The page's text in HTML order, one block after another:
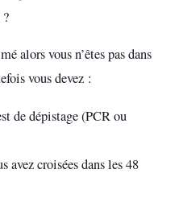
alors vous n’êtes pas dans
vous devez :
de dépistage (PCR ou
avez croisées dans les 48